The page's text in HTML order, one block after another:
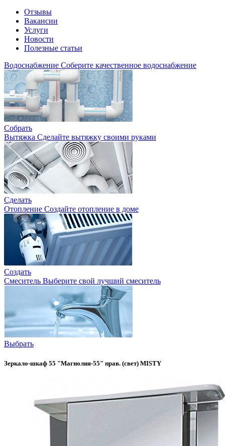
Отзывы
Вакансии
Услуги
Новости
Полезные статьи
Водоснабжение Соберите качественное водоснабжение
Собрать
Вытяжка Сделайте вытяжку своими руками
Сделать
Отопление Создайте отопление в доме
Создать
Смеситель Выберите свой лучший смеситель
Выбрать
Зеркало-шкаф 55 "Магнолия-55" прав. (свет) MISTY